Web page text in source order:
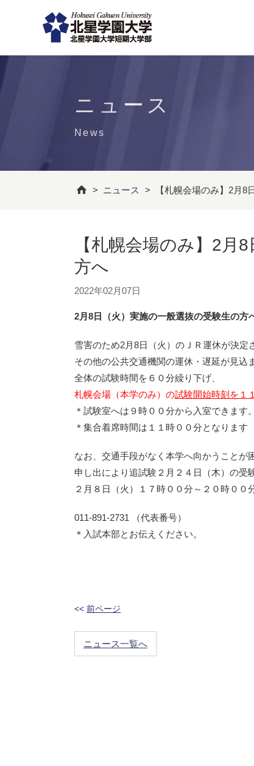
ニュース
News
> ニュース > 【札幌会場のみ】2月
【札幌会場のみ】2月
方へ
2022年02月07日
2月8日（火）実施の一般選抜の受験生の方
雪害のため2月8日（火）のＪＲ運休が決定
その他の公共交通機関の運休・遅延が見込
全体の試験時間を６０分繰り下げ、
札幌会場（本学のみ）の試験開始時刻を１
＊試験室へは９時００分から入室できます。
＊集合着席時間は１１時００分となります
なお、交通手段がなく本学へ向かうことが
申し出により追試験２月２４日（木）の受
２月８日（火）１７時００分～２０時００
011-891-2731 （代表番号）
＊入試本部とお伝えください。
<< 前ページ
ニュース一覧へ